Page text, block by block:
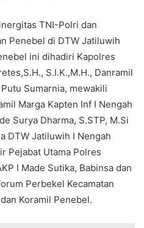
TNI-Polri dan
Penebel di DTW Jatiluwih
ini dihadiri Kapolres
S.I.K.,M.H., Danramil
Sumarnia, mewakili
Marga Kapten Inf I Nengah
Surya Dharma, S.STP, M.Si
DTW Jatiluwih I Nengah
Pejabat Utama Polres
I Made Sutika, Babinsa dan
Perbekel Kecamatan
Koramil Penebel.